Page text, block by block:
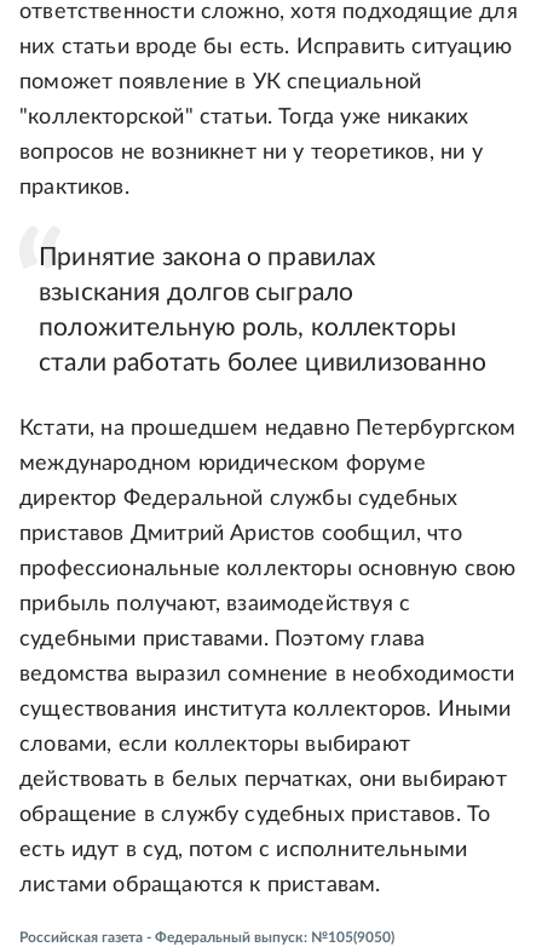
ответственности сложно, хотя подходящие для
них статьи вроде бы есть. Исправить ситуацию
поможет появление в УК специальной
"коллекторской" статьи. Тогда уже никаких
вопросов не возникнет ни у теоретиков, ни у
практиков.
Принятие закона о правилах
взыскания долгов сыграло
положительную роль, коллекторы
стали работать более цивилизованно
Кстати, на прошедшем недавно Петербургском
международном юридическом форуме
директор Федеральной службы судебных
приставов Дмитрий Аристов сообщил, что
профессиональные коллекторы основную свою
прибыль получают, взаимодействуя с
судебными приставами. Поэтому глава
ведомства выразил сомнение в необходимости
существования института коллекторов. Иными
словами, если коллекторы выбирают
действовать в белых перчатках, они выбирают
обращение в службу судебных приставов. То
есть идут в суд, потом с исполнительными
листами обращаются к приставам.
Российская газета - Федеральный выпуск: №105(9050)